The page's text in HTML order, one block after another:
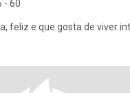
- 60
feliz e que gosta de viver